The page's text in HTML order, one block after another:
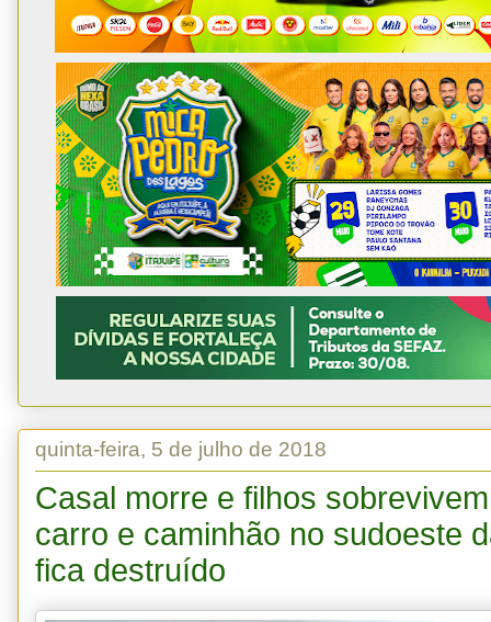
quinta-feira, 5 de julho de 2018
Casal morre e filhos
carro e caminhão no sudoeste
fica destruído